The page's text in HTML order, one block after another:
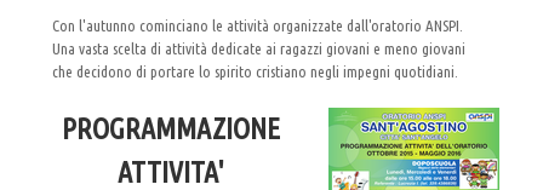
Scout
UNITALSI
Catechesi
I doni dello Spirito Santo
Con l'autunno cominciano le attività organizzate dall'oratorio ANSPI.
Una vasta scelta di attività dedicate ai ragazzi giovani e meno giovani
che decidono di portare lo spirito cristiano negli impegni quotidiani.
PROGRAMMAZIONE
ATTIVITA'